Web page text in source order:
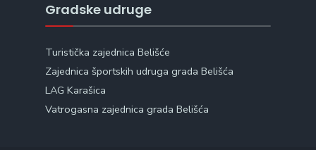
Gradske udruge
Turistička zajednica Belišće
Zajednica športskih udruga grada Belišća
LAG Karašica
Vatrogasna zajednica grada Belišća